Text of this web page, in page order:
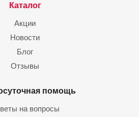
Каталог
Акции
Новости
Блог
Отзывы
помощь
на вопросы